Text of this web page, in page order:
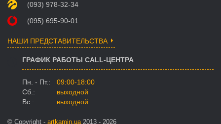
(093) 978-32-34
(095) 695-90-01
НАШИ ПРЕДСТАВИТЕЛЬСТВА
ГРАФИК РАБОТЫ CALL-ЦЕНТРА
Пн. - Пт.:
09:00-18:00
Сб.:
выходной
Вс.:
выходной
© Copyright - artkamin.ua2013 - 2026